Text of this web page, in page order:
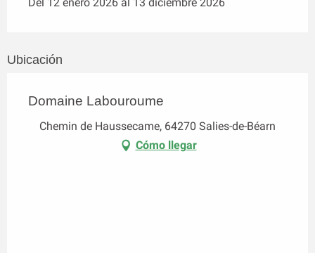
Del 12 enero 2026 al 13 diciembre 2026
Ubicación
Domaine Labouroume
Chemin de Haussecame, 64270 Salies-de-Béarn
Cómo llegar